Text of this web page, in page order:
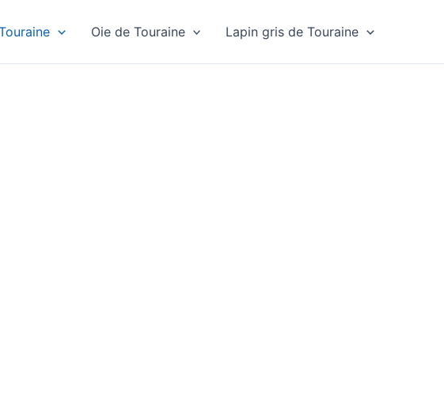
Oie de Touraine Lapin gris de Touraine